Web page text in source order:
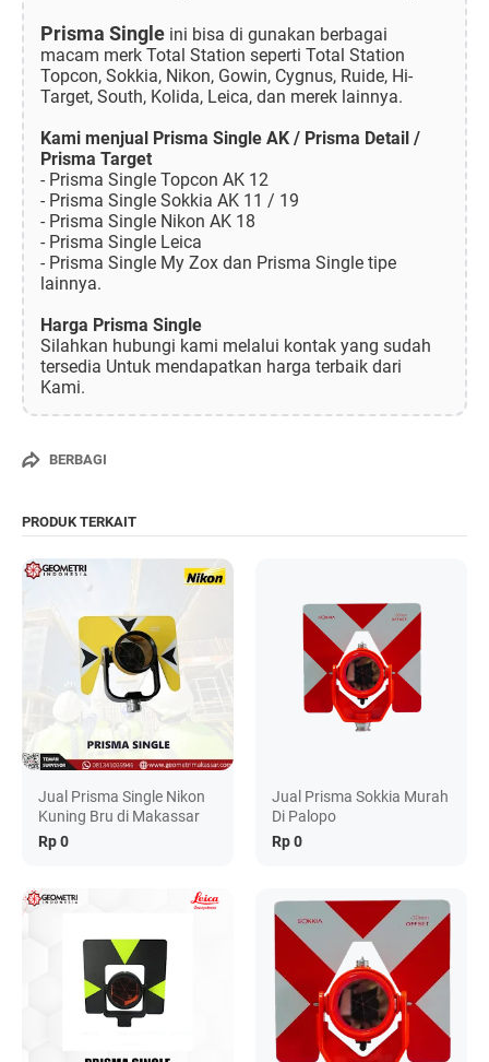
Prisma Single ini bisa di gunakan berbagai
macam merk Total Station seperti Total Station
Topcon, Sokkia, Nikon, Gowin, Cygnus, Ruide, Hi-
Target, South, Kolida, Leica, dan merek lainnya.
Kami menjual Prisma Single AK / Prisma Detail /
Prisma Target
- Prisma Single Topcon AK 12
- Prisma Single Sokkia AK 11 / 19
- Prisma Single Nikon AK 18
- Prisma Single Leica
- Prisma Single My Zox dan Prisma Single tipe
lainnya.
Harga Prisma Single
Silahkan hubungi kami melalui kontak yang sudah
tersedia Untuk mendapatkan harga terbaik dari
Kami.
BERBAGI
PRODUK TERKAIT
Jual Prisma Single Nikon
Kuning Bru di Makassar
Rp 0
Jual Prisma Sokkia Murah
Di Palopo
Rp 0